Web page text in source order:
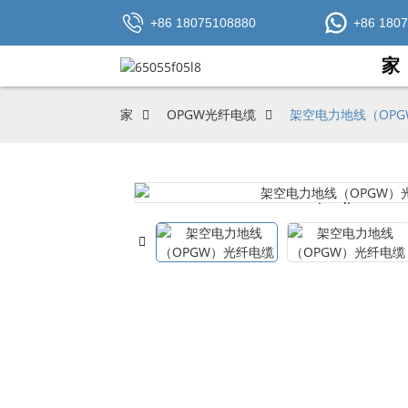
+86 18075108880 +86
家
家 OPGW光纤电缆 架空电力地线（
Loading...
Loading...